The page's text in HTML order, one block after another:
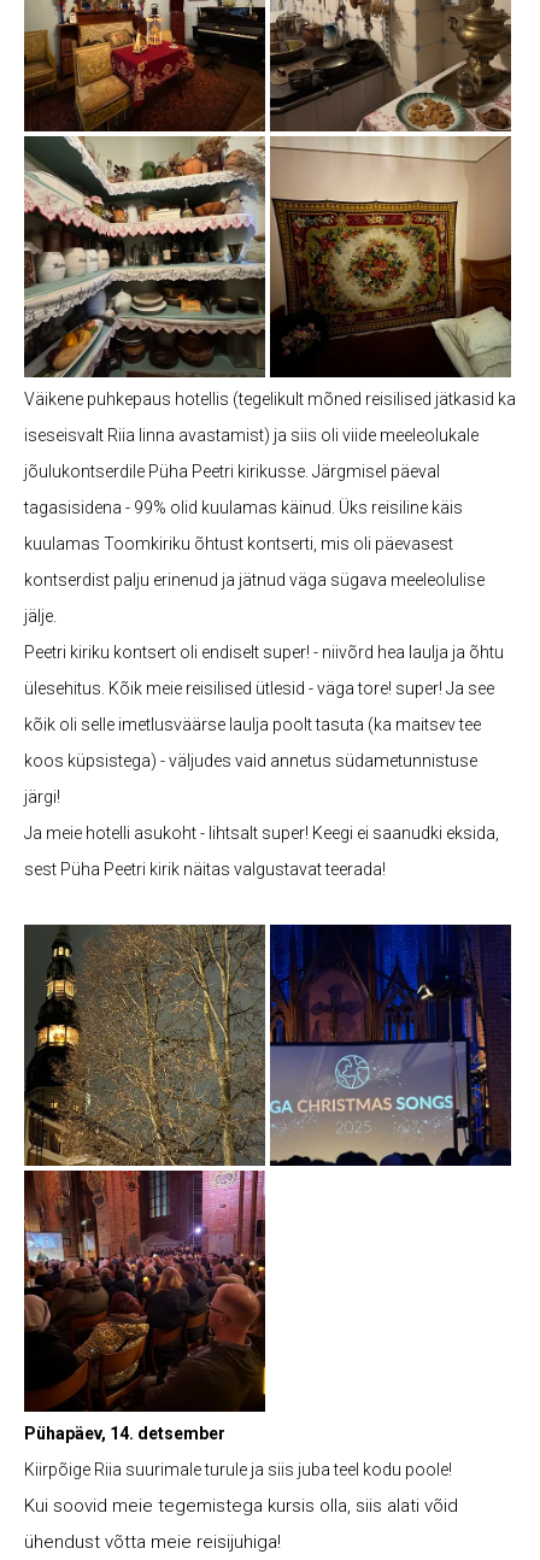
Väikene puhkepaus hotellis (tegelikult mõned reisilised jätkasid ka
iseseisvalt Riia linna avastamist) ja siis oli viide meeleolukale
jõulukontserdile Püha Peetri kirikusse. Järgmisel päeval
tagasisidena - 99% olid kuulamas käinud. Üks reisiline käis
kuulamas Toomkiriku õhtust kontserti, mis oli päevasest
kontserdist palju erinenud ja jätnud väga sügava meeleolulise
jälje.
Peetri kiriku kontsert oli endiselt super! - niivõrd hea laulja ja õhtu
ülesehitus. Kõik meie reisilised ütlesid - väga tore! super! Ja see
kõik oli selle imetlusväärse laulja poolt tasuta (ka maitsev tee
koos küpsistega) - väljudes vaid annetus südametunnistuse
järgi!
Ja meie hotelli asukoht - lihtsalt super! Keegi ei saanudki eksida,
sest Püha Peetri kirik näitas valgustavat teerada!
Pühapäev, 14. detsember
Kiirpõige Riia suurimale turule ja siis juba teel kodu poole!
Kui soovid meie tegemistega kursis olla, siis alati võid
ühendust võtta meie reisijuhiga!